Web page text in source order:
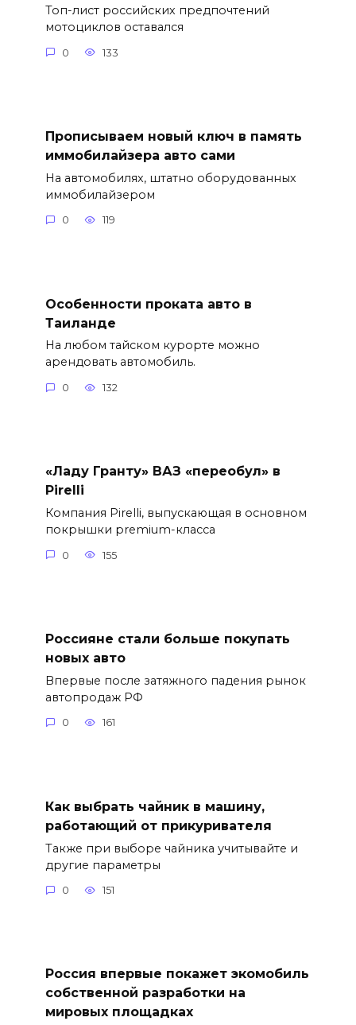
Топ-лист российских предпочтений
мотоциклов оставался
0 133
Прописываем новый ключ в память
иммобилайзера авто сами
На автомобилях, штатно оборудованных
иммобилайзером
0 119
Особенности проката авто в
Таиланде
На любом тайском курорте можно
арендовать автомобиль.
0 132
«Ладу Гранту» ВАЗ «переобул» в
Pirelli
Компания Pirelli, выпускающая в основном
покрышки premium-класса
0 155
Россияне стали больше покупать
новых авто
Впервые после затяжного падения рынок
автопродаж РФ
0 161
Как выбрать чайник в машину,
работающий от прикуривателя
Также при выборе чайника учитывайте и
другие параметры
0 151
Россия впервые покажет экомобиль
собственной разработки на
мировых площадках